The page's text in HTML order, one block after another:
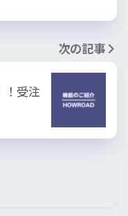
次の記事
！受注